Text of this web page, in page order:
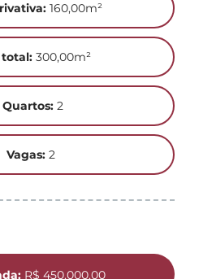
160,00m²
300,00m²
Quartos:2
Vagas:2
R$ 450.000,00